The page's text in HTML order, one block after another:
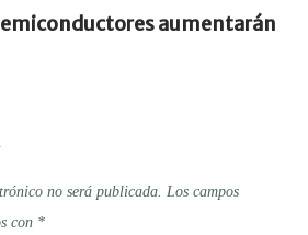
aumentarán
no será publicada. Los campos
con *